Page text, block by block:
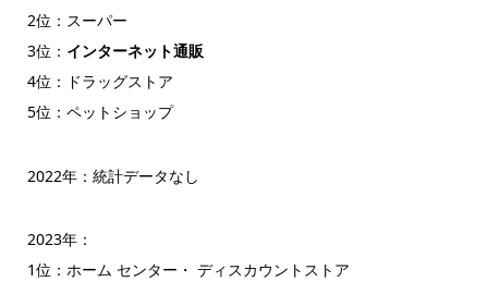
2位：スーパー
3位： インターネット通販
4位：ドラッグストア
5位：ペットショップ
2022年：統計データなし
2023年：
1位：ホーム センター・ ディスカウントストア